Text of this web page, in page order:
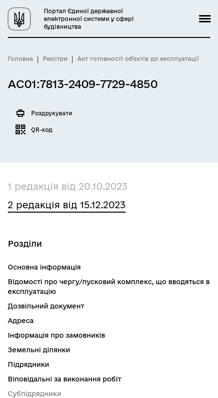
Портал Єдиної державної
електронної системи у сфері
будівництва
Головна Реєстри Акт готовності об'єктів до експлуатації
AC01:7813-2409-7729-4850
Роздрукувати
QR-код
1 редакція від 20.10.2023
2 редакція від 15.12.2023
Розділи
Основна інформація
Відомості про чергу/пусковий комплекс, що вводяться в
експлуатацію
Дозвільний документ
Адреса
Інформація про замовників
Земельні ділянки
Підрядники
Віповідальні за виконання робіт
Субпідрядники